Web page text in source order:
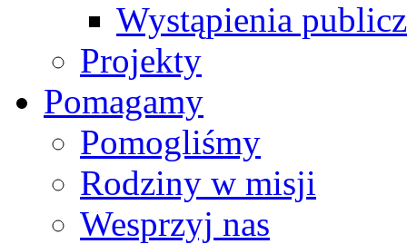
Wystąpienia
Projekty
Pomagamy
Pomogliśmy
Rodziny w misji
Wesprzyj nas